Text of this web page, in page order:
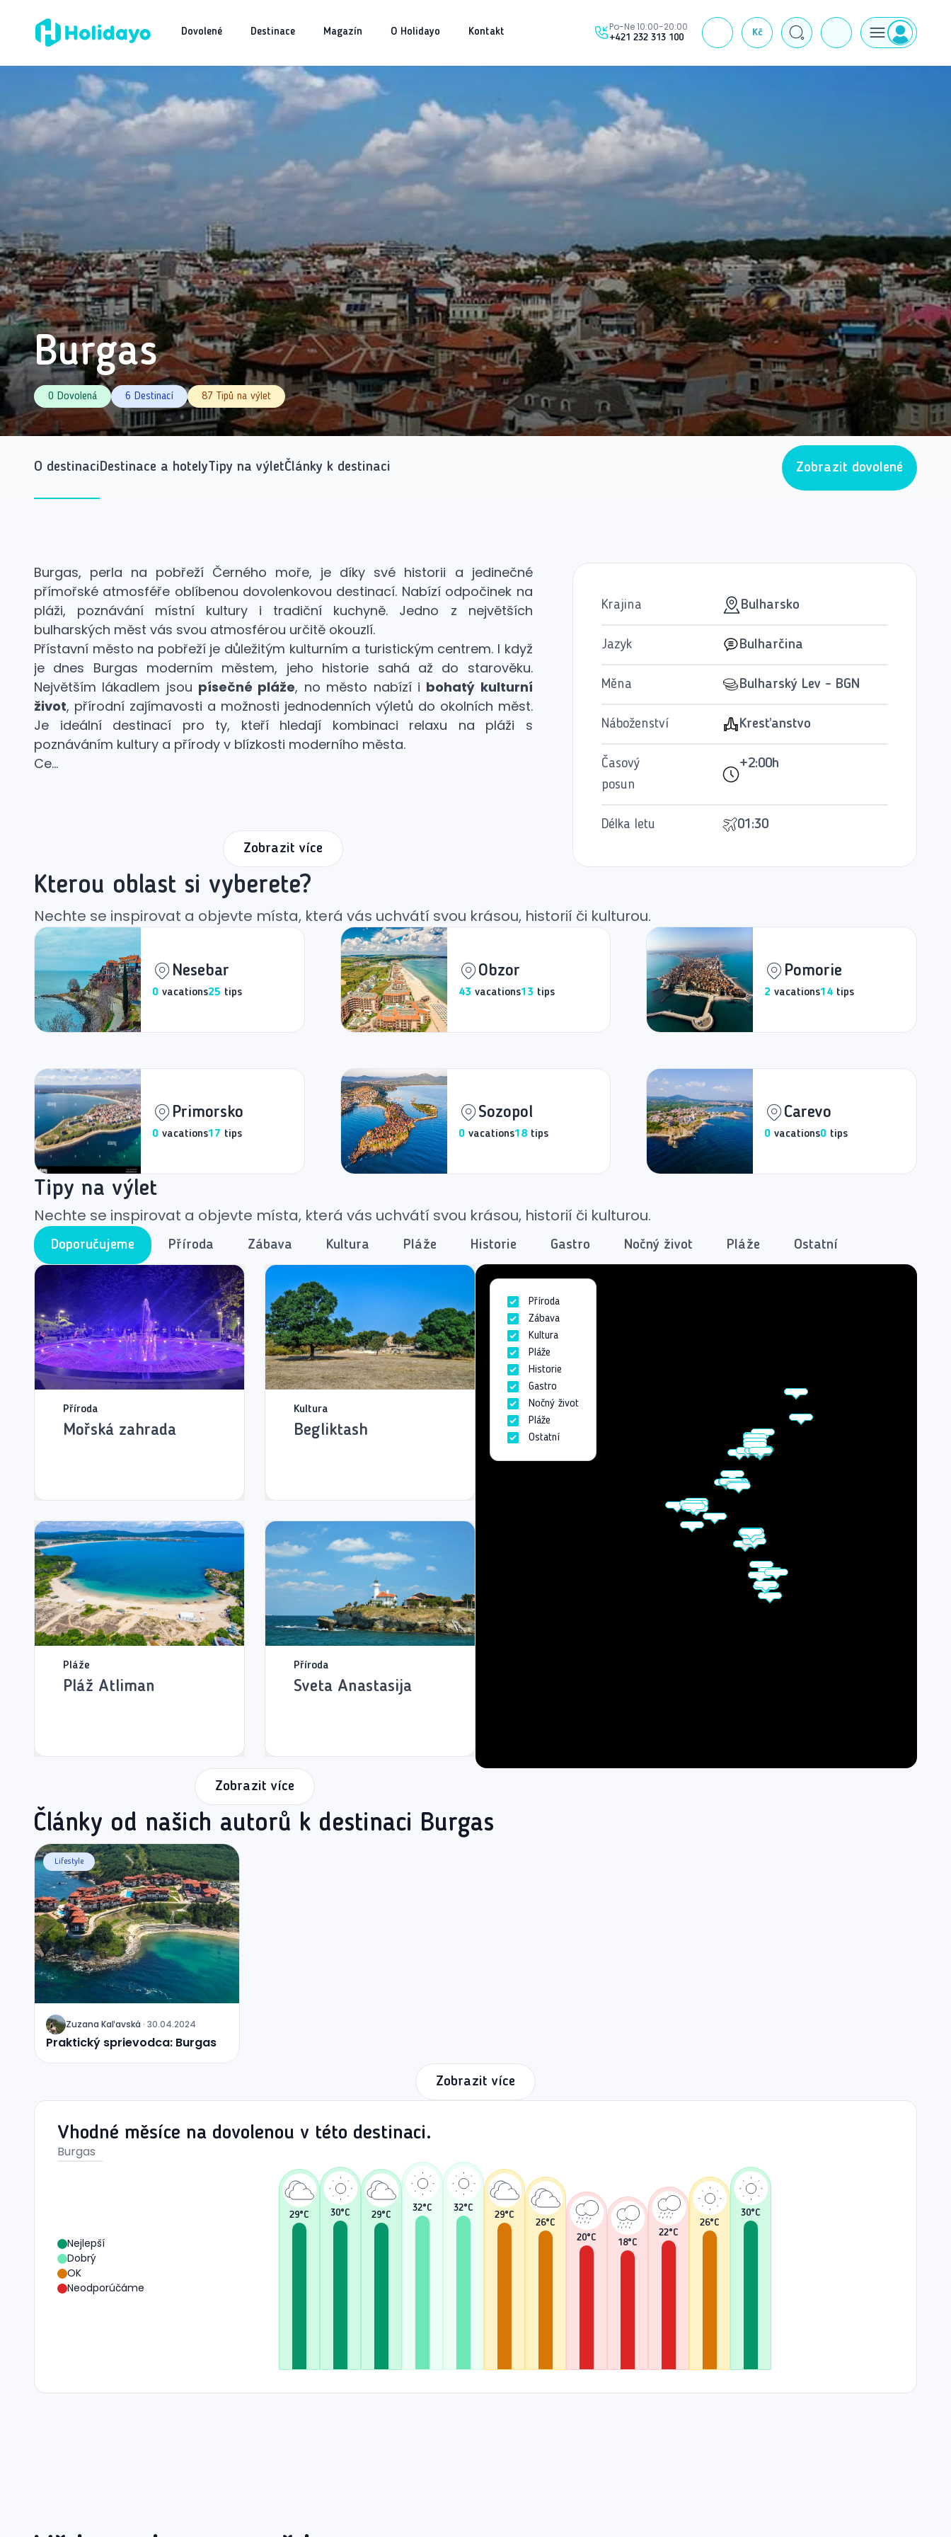
Dovolené Destinace Magazín O Holidayo Kontakt Po-Ne 10:00-20:00
+421 232 313 100 Kč J
Burgas
0 Dovolená 6 Destinací 87 Tipů na výlet
O destinaciDestinace a hotelyTipy na výletČlánky k destinaci Zobrazit dovolené
Burgas, perla na pobřeží Černého moře, je díky své historii a jedinečné
přímořské atmosféře oblíbenou dovolenkovou destinací. Nabízí odpočinek na
pláži, poznávání místní kultury i tradiční kuchyně. Jedno z největších
bulharských měst vás svou atmosférou určitě okouzlí.
Přístavní město na pobřeží je důležitým kulturním a turistickým centrem. I když
je dnes Burgas moderním městem, jeho historie sahá až do starověku.
Největším lákadlem jsou písečné pláže, no město nabízí i bohatý kulturní
život, přírodní zajímavosti a možnosti jednodenních výletů do okolních měst.
Je ideální destinací pro ty, kteří hledají kombinaci relaxu na pláži s
poznáváním kultury a přírody v blízkosti moderního města.
Ce...
Zobrazit více
Krajina Bulharsko
Jazyk Bulharčina
Měna Bulharský Lev - BGN
Náboženství Kresťanstvo
Časový
posun
+2:00h
Délka letu 01:30
Kterou oblast si vyberete?
Nechte se inspirovat a objevte místa, která vás uchvátí svou krásou, historií či kulturou.
Nesebar
0 vacations25 tips
Obzor
43 vacations13 tips
Pomorie
2 vacations14 tips
Primorsko
0 vacations17 tips
Sozopol
0 vacations18 tips
Carevo
0 vacations0 tips
Tipy na výlet
Nechte se inspirovat a objevte místa, která vás uchvátí svou krásou, historií či kulturou.
Doporučujeme Příroda Zábava Kultura Pláže Historie Gastro Nočný život Pláže Ostatní
Příroda
Mořská zahrada
Kultura
Begliktash
Pláže
Pláž Atliman
Příroda
Sveta Anastasija
Zobrazit více
Příroda
Zábava
Kultura
Pláže
Historie
Gastro
Nočný život
Pláže
Ostatní
Články od našich autorů k destinaci Burgas
J Zuzana Kaľavská · 30.04.2024
Praktický sprievodca: Burgas
Lifestyle
Zobrazit více
Vhodné měsíce na dovolenou v této destinaci.
Burgas
Nejlepší
Dobrý
OK
Neodporúčáme
29°C 30°C 29°C
32°C 32°C
29°C
26°C
20°C 18°C
22°C
26°C
30°C